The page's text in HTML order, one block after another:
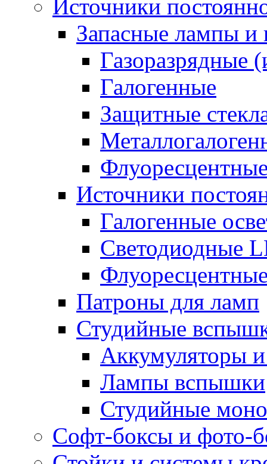
Источники
Запасные лампы и
Газоразрядные
Галогенные
Защитные
Источники
Галогенные
Светодиодные
Патроны для ламп
Студийные
Аккумуляторы
Лампы вспышки
Студийные
Софт-боксы и фото-